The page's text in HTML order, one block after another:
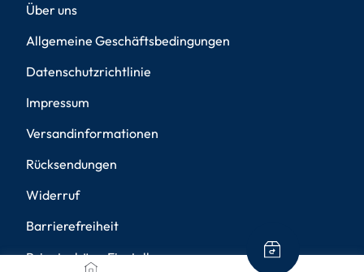
Über uns
Allgemeine Geschäftsbedingungen
Datenschutzrichtlinie
Impressum
Versandinformationen
Rücksendungen
Widerruf
Barrierefreiheit
Privatsphäre-Einstellungen